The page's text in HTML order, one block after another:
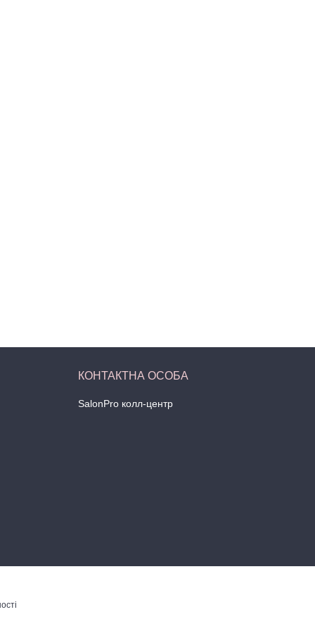
SalonPro колл-центр